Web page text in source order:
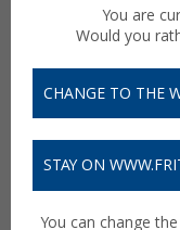
You are
Would you
CHANGE TO THE
STAY ON
You can change